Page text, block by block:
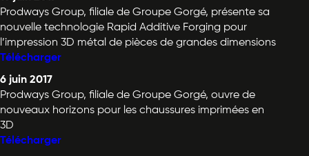
Prodways Group, filiale de Groupe Gorgé, présente sa
nouvelle technologie Rapid Additive Forging pour
l’impression 3D métal de pièces de grandes dimensions
Télécharger
6 juin 2017
Prodways Group, filiale de Groupe Gorgé, ouvre de
nouveaux horizons pour les chaussures imprimées en
3D
Télécharger